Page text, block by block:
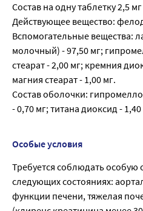
Состав на одну таблетку 2,5 мг
Действующее вещество:
Вспомогательные вещества:
молочный) - 97,50 мг;
стеарат - 2,00 мг; кремния
магния стеарат - 1,00 мг.
Состав оболочки:
- 0,70 мг; титана диоксид - 1,40
Особые условия
Требуется соблюдать особую
следующих состояниях:
функции печени, тяжелая